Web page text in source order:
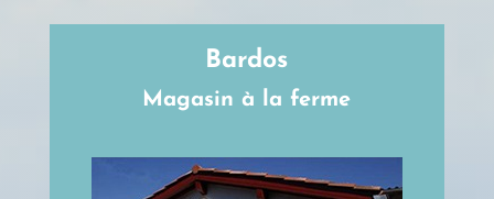
Bardos
Magasin à la ferme